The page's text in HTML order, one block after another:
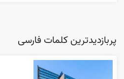
پربازدیدترین کلمات فارسی